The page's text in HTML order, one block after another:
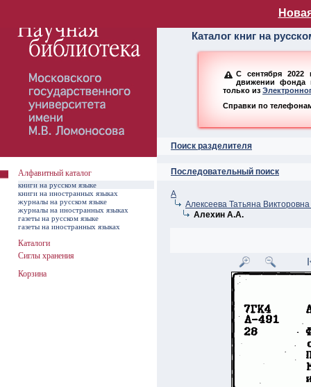
Алфавитный
Каталог книг на
С сентября 2022
движении фонда
только из
Справки по
Поиск разделителя
Последовательный поиск
А
Алексеева Татьяна
Алехин А.А.
Алфавитный каталог
книги на русском языке
книги на иностранных языках
журналы на русском языке
журналы на иностранных языках
газеты на русском языке
газеты на иностранных языках
Каталоги
Сиглы хранения
Корзина